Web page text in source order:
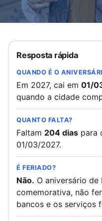
Resposta rápida
QUANDO É O
Em 2027, cai em 01/
quando a cidade
QUANTO FALTA?
Faltam 204 dias para
01/03/2027.
É FERIADO?
Não. O aniversário de
comemorativa, não
bancos e os serviços